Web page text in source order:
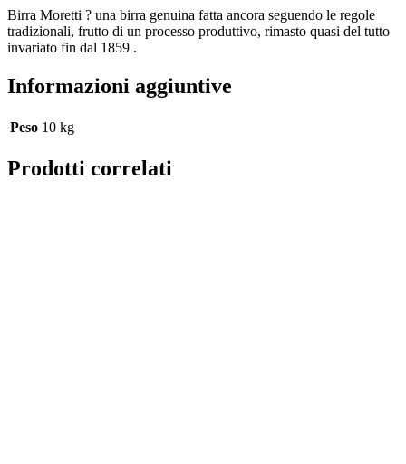
Birra Moretti ? una birra genuina fatta ancora seguendo le regole
tradizionali, frutto di un processo produttivo, rimasto quasi del tutto
invariato fin dal 1859 .
Informazioni aggiuntive
Peso 10 kg
Prodotti correlati